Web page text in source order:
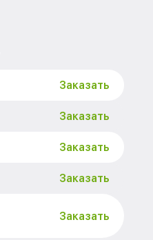
Заказать
Заказать
Заказать
Заказать
Заказать